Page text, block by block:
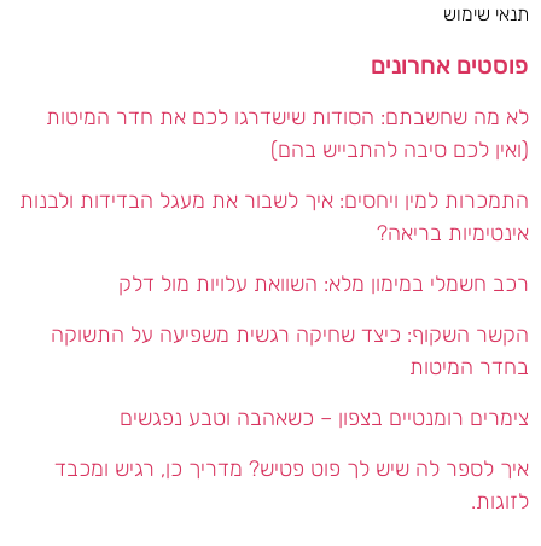
תנאי שימוש
פוסטים אחרונים
לא מה שחשבתם: הסודות שישדרגו לכם את חדר המיטות
(ואין לכם סיבה להתבייש בהם)
התמכרות למין ויחסים: איך לשבור את מעגל הבדידות ולבנות
אינטימיות בריאה?
רכב חשמלי במימון מלא: השוואת עלויות מול דלק
הקשר השקוף: כיצד שחיקה רגשית משפיעה על התשוקה
בחדר המיטות
צימרים רומנטיים בצפון – כשאהבה וטבע נפגשים
איך לספר לה שיש לך פוט פטיש? מדריך כן, רגיש ומכבד
לזוגות.